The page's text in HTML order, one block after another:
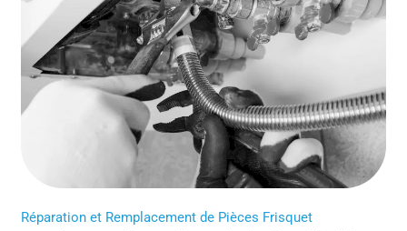
Réparation et Remplacement de Pièces Frisquet